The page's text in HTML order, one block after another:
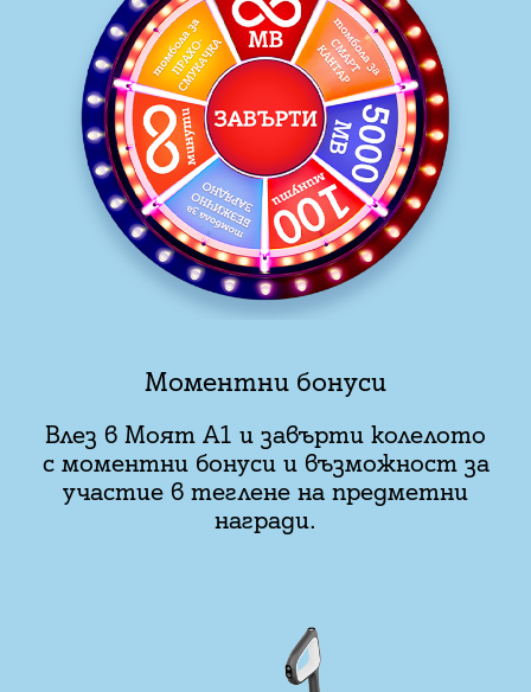
Моментни бонуси
Влез в Моят А1 и завърти колелото
с моментни бонуси и възможност за
участие в теглене на предметни
награди.